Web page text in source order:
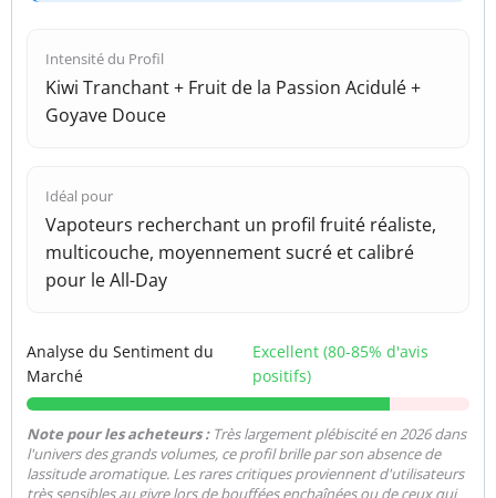
Intensité du Profil
Kiwi Tranchant + Fruit de la Passion Acidulé +
Goyave Douce
Idéal pour
Vapoteurs recherchant un profil fruité réaliste,
multicouche, moyennement sucré et calibré
pour le All-Day
Analyse du Sentiment du
Marché
Excellent (80-85% d'avis
positifs)
Note pour les acheteurs :Très largement plébiscité en 2026 dans
l'univers des grands volumes, ce profil brille par son absence de
lassitude aromatique. Les rares critiques proviennent d'utilisateurs
très sensibles au givre lors de bouffées enchaînées ou de ceux qui